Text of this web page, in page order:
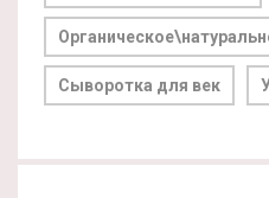
Сыворотка для век